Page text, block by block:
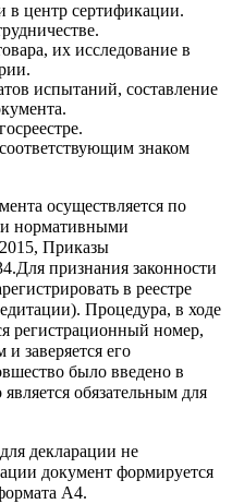
в центр сертификации.
их исследование в
испытаний, составление
знаком
осуществляется по
нормативными
Приказы
признания законности
в реестре
Процедура, в ходе
регистрационный номер,
и заверяется его
было введено в
обязательным для
декларации не
документ формируется
А4.